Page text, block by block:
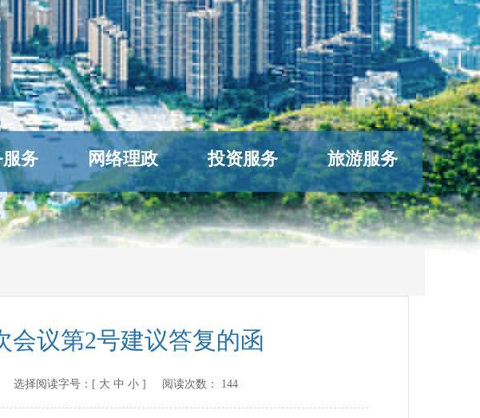
务 网络理政 投资服务 旅游服务
会议第2号建议答复的函
选择阅读字号：[ 大 中 小 ] 阅读次数： 144